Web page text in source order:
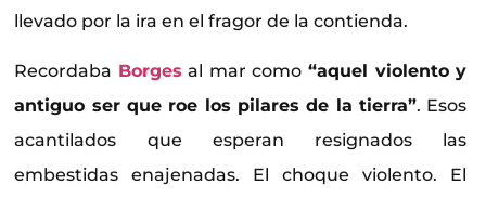
llevado por la ira en el fragor de la contienda.
Recordaba Borges al mar como“aquel violento y
antiguo ser que roe los pilares de la tierra”. Esos
acantilados que esperan resignados las
embestidas enajenadas. El choque violento. El